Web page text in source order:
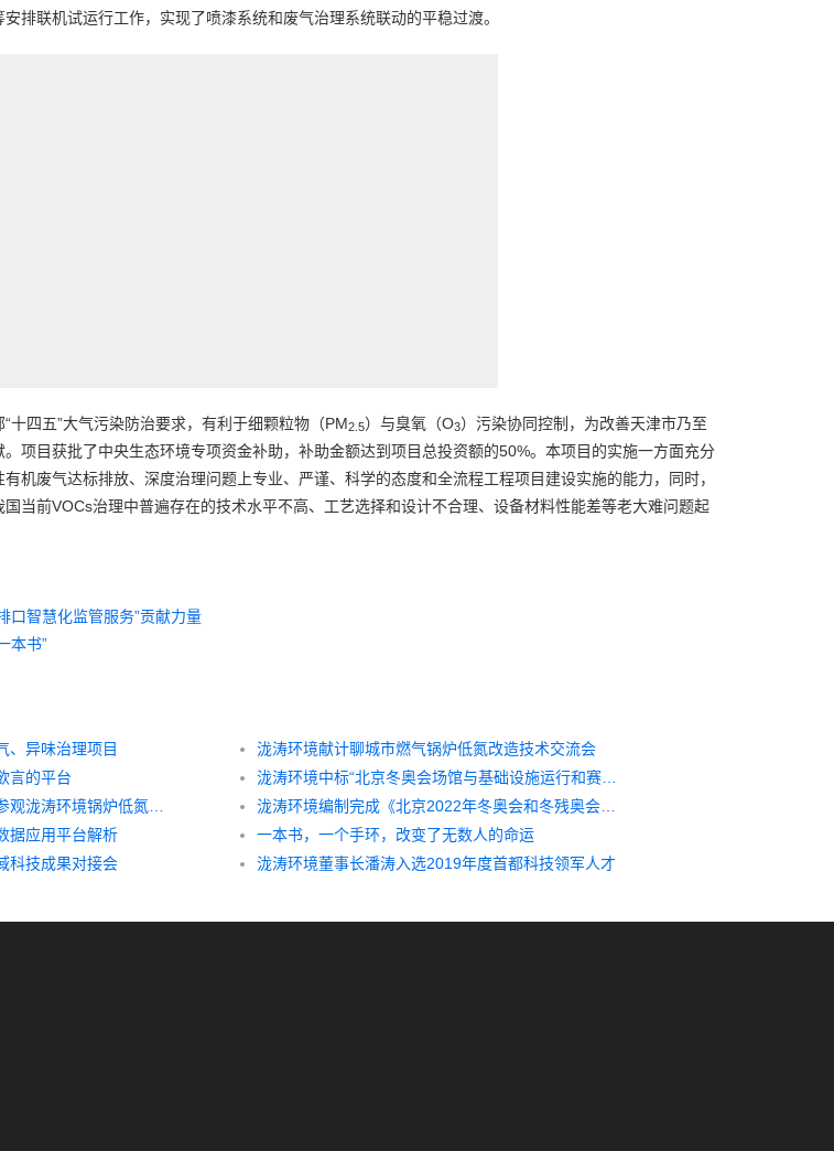
排联机试运行工作，实现了喷漆系统和废气治理系统联动的平稳过渡。
十四五”大气污染防治要求，有利于细颗粒物（PM2.5）与臭氧（O3）污染协同控制，为改善天津市乃至
项目获批了中央生态环境专项资金补助，补助金额达到项目总投资额的50%。本项目的实施一方面充分
机废气达标排放、深度治理问题上专业、严谨、科学的态度和全流程工程项目建设实施的能力，同时，
当前VOCs治理中普遍存在的技术水平不高、工艺选择和设计不合理、设备材料性能差等老大难问题起
口智慧化监管服务”贡献力量
本书”
、异味治理项目
泷涛环境献计聊城市燃气锅炉低氮改造技术交流会
言的平台
据应用平台解析
一本书，一个手环，改变了无数人的命运
科技成果对接会
泷涛环境董事长潘涛入选2019年度首都科技领军人才